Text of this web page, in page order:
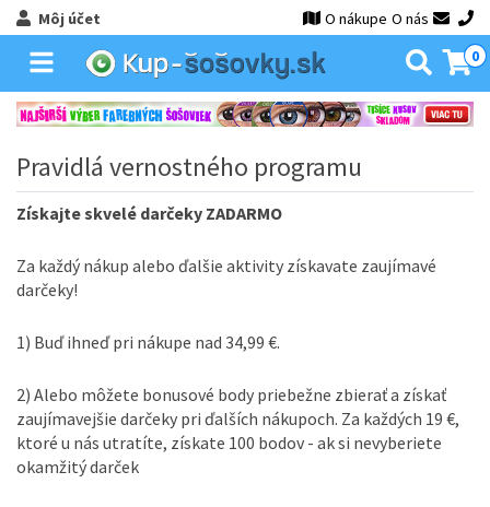
Môj účet O nákupe O nás
0
Pravidlá vernostného programu
Získajte skvelé darčeky ZADARMO
Za každý nákup alebo ďalšie aktivity získavate zaujímavé
darčeky!
1) Buď ihneď pri nákupe nad 34,99 €.
2) Alebo môžete bonusové body priebežne zbierať a získať
zaujímavejšie darčeky pri ďalších nákupoch. Za každých 19 €,
ktoré u nás utratíte, získate 100 bodov - ak si nevyberiete
okamžitý darček